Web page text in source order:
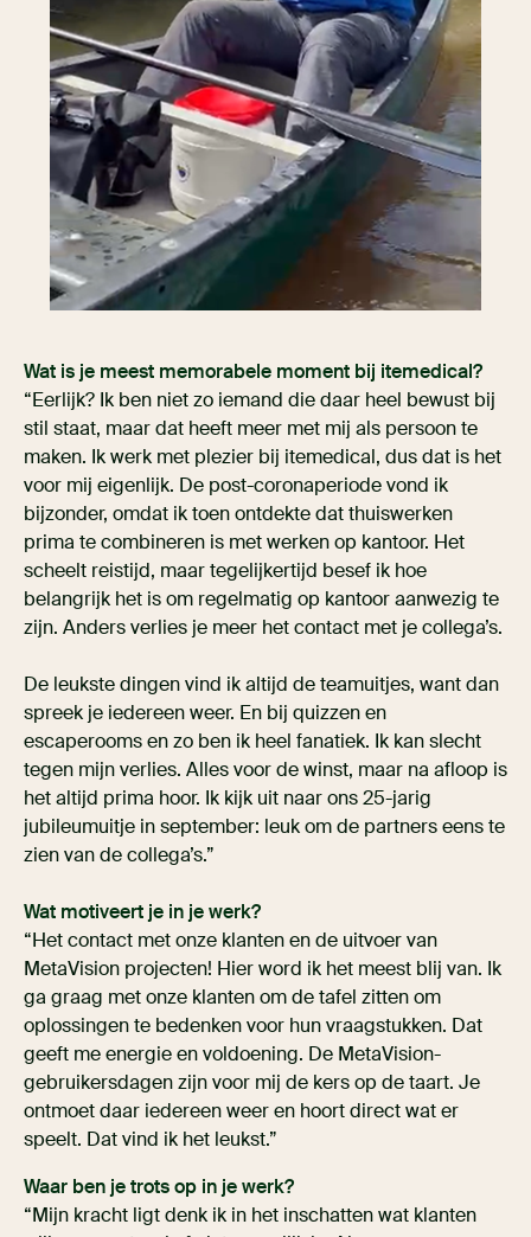
Wat is je meest memorabele moment bij itemedical?
“Eerlijk? Ik ben niet zo iemand die daar heel bewust bij
stil staat, maar dat heeft meer met mij als persoon te
maken. Ik werk met plezier bij itemedical, dus dat is het
voor mij eigenlijk. De post-coronaperiode vond ik
bijzonder, omdat ik toen ontdekte dat thuiswerken
prima te combineren is met werken op kantoor. Het
scheelt reistijd, maar tegelijkertijd besef ik hoe
belangrijk het is om regelmatig op kantoor aanwezig te
zijn. Anders verlies je meer het contact met je collega’s.
De leukste dingen vind ik altijd de teamuitjes, want dan
spreek je iedereen weer. En bij quizzen en
escaperooms en zo ben ik heel fanatiek. Ik kan slecht
tegen mijn verlies. Alles voor de winst, maar na afloop is
het altijd prima hoor. Ik kijk uit naar ons 25-jarig
jubileumuitje in september: leuk om de partners eens te
zien van de collega’s.”
Wat motiveert je in je werk?
“Het contact met onze klanten en de uitvoer van
MetaVision projecten! Hier word ik het meest blij van. Ik
ga graag met onze klanten om de tafel zitten om
oplossingen te bedenken voor hun vraagstukken. Dat
geeft me energie en voldoening. De MetaVision-
gebruikersdagen zijn voor mij de kers op de taart. Je
ontmoet daar iedereen weer en hoort direct wat er
speelt. Dat vind ik het leukst.”
Waar ben je trots op in je werk?
“Mijn kracht ligt denk ik in het inschatten wat klanten